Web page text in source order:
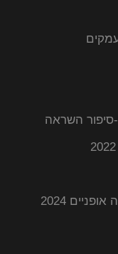
סיפור השראה